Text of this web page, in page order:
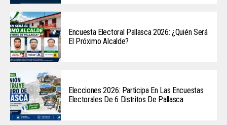
Encuesta Electoral Pallasca 2026: ¿Quién Será
El Próximo Alcalde?
Elecciones 2026: Participa En Las Encuestas
Electorales De 6 Distritos De Pallasca